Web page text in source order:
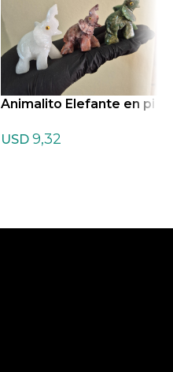
Animalito Elefante en pi
USD 9,32